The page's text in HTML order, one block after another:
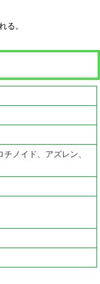
る。
ノイド、アズレン、